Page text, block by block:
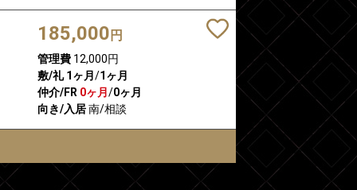
185,000 円
管理費12,000円
敷/礼 1ヶ月 /1ヶ月
仲介/FR 0ヶ月 /0ヶ月
向き/入居南/相談